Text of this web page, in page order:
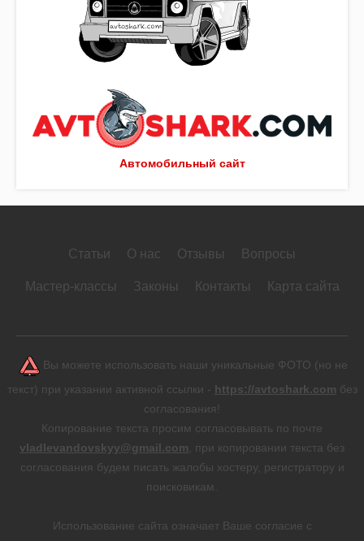
Автомобильный сайт
Статьи О нас Отзывы Вопросы
Мастер-классы Законы Контакты Карта сайта
Вы можете использовать наши уникальные ФОТО (но не
текст) при указании активной ссылки - https://avtoshark.com без
согласования!
Копирование текста просим согласовывать по почте
vladlevandovskyy@gmail.com , при копировании текста без
согласования будем писать жалобы хостеру, регистратору и
поисковикам.
Использование сайта означает Ваше согласие с